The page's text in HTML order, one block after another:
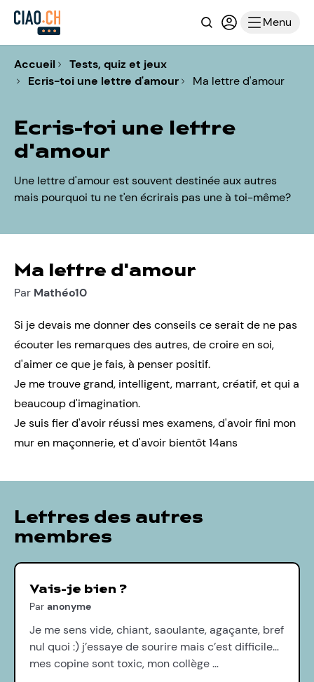
RechercheConnexion
Menu
Accueil
Tests, quiz et jeux
Ecris-toi une lettre d'amour
Ma lettre d'amour
Ecris-toi une lettre
d'amour
Une lettre d'amour est souvent destinée aux autres
mais pourquoi tu ne t'en écrirais pas une à toi-même?
Ma lettre d'amour
Par Mathéo10
Si je devais me donner des conseils ce serait de ne pas
écouter les remarques des autres, de croire en soi,
d'aimer ce que je fais, à penser positif.
Je me trouve grand, intelligent, marrant, créatif, et qui a
beaucoup d'imagination.
Je suis fier d'avoir réussi mes examens, d'avoir fini mon
mur en maçonnerie, et d'avoir bientôt 14ans
Lettres des autres
membres
Vais-je bien ?
Par anonyme
Je me sens vide, chiant, saoulante, agaçante, bref
nul quoi :) j’essaye de sourire mais c’est difficile…
mes copine sont toxic, mon collège …